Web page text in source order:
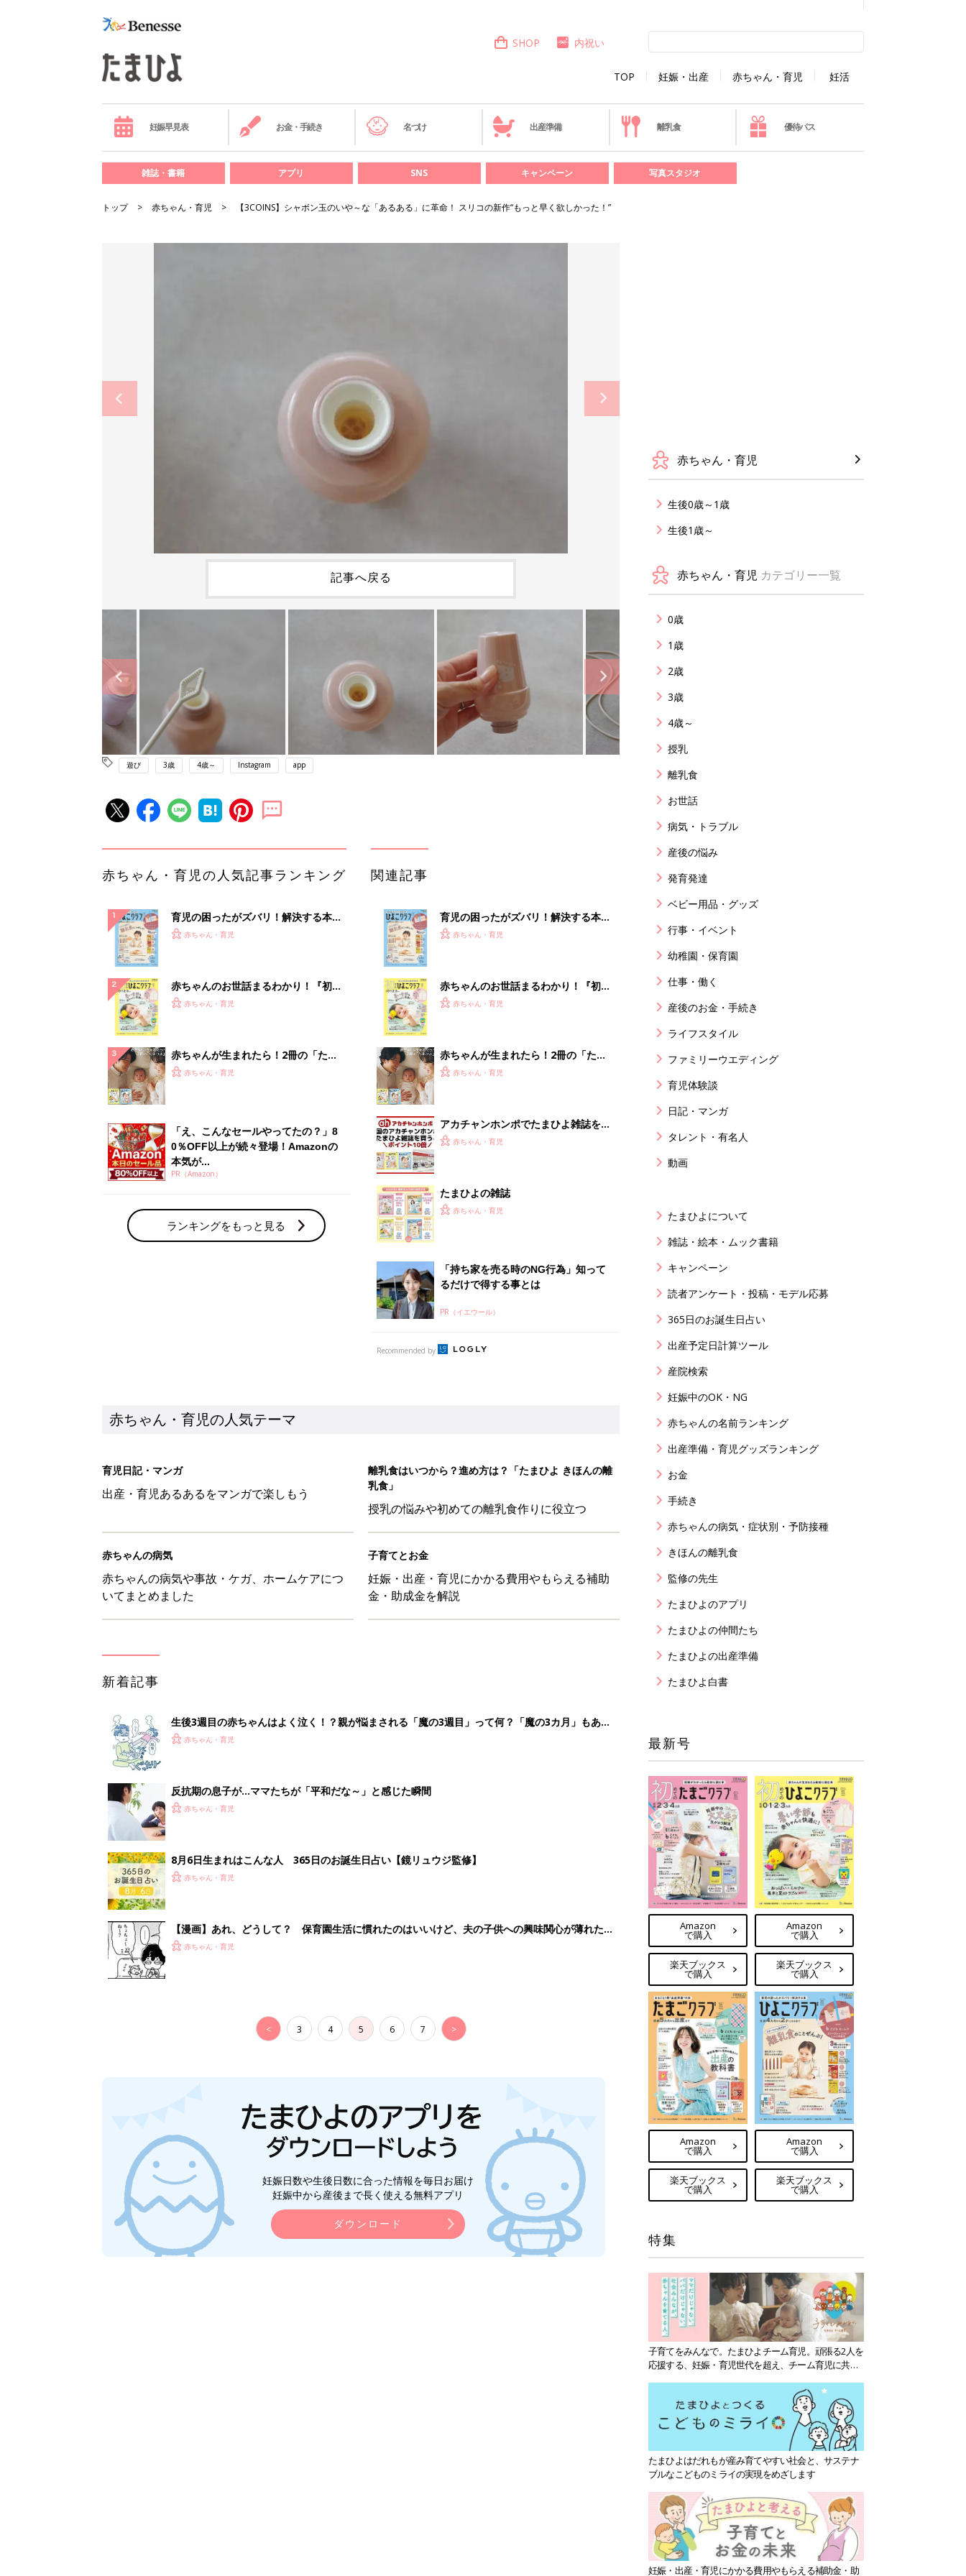
TOP 妊娠・出産 赤ちゃん・育児 妊活
SHOP 内祝い
妊娠早見表 お金・手続き 名づけ 出産準備 離乳食 優待パス
雑誌・書籍 アプリ SNS キャンペーン 写真スタジオ
トップ 赤ちゃん・育児 【3COINS】シャボン玉のいや～な「あるある」に革命！ スリコの新作“もっと早く欲しかった！”
記事へ戻る
遊び 3歳 4歳～ Instagram app
赤ちゃん・育児の人気記事ランキング
育児の困ったがズバリ！解決する本
『ひよこクラブ 秋号』 4カ月～2才
赤ちゃん・育児
赤ちゃんのお世話まるわかり！『初め
てのひよこクラブ 夏号』〈巻頭大特
赤ちゃん・育児
赤ちゃんが生まれたら！2冊の「たま
ひよ」
赤ちゃん・育児
「え、こんなセールやってたの？」8
0％OFF以上が続々登場！Amazonの
本気が...
PR（Amazon）
ランキングをもっと見る
関連記事
育児の困ったがズバリ！解決する本
『ひよこクラブ 秋号』 4カ月～2才
赤ちゃん・育児
赤ちゃんのお世話まるわかり！『初め
てのひよこクラブ 夏号』〈巻頭大特
赤ちゃん・育児
赤ちゃんが生まれたら！2冊の「たま
ひよ」
赤ちゃん・育児
アカチャンホンポでたまひよ雑誌を買
うとポイント10倍【期間限定】
赤ちゃん・育児
たまひよの雑誌
赤ちゃん・育児
「持ち家を売る時のNG行為」知って
るだけで得する事とは
PR（イエウール）
Recommended by
赤ちゃん・育児の人気テーマ
育児日記・マンガ
出産・育児あるあるをマンガで楽しもう
離乳食はいつから？進め方は？「たまひよ きほんの離
乳食」
授乳の悩みや初めての離乳食作りに役立つ
赤ちゃんの病気
赤ちゃんの病気や事故・ケガ、ホームケアにつ
いてまとめました
子育てとお金
妊娠・出産・育児にかかる費用やもらえる補助
金・助成金を解説
新着記事
生後3週目の赤ちゃんはよく泣く！？親が悩まされる「魔の3週目」って何？「魔の3カ月」もある
って本当？【専門家】
赤ちゃん・育児
反抗期の息子が...ママたちが「平和だな～」と感じた瞬間
赤ちゃん・育児
8月6日生まれはこんな人 365日のお誕生日占い【鏡リュウジ監修】
赤ちゃん・育児
【漫画】あれ、どうして？ 保育園生活に慣れたのはいいけど、夫の子供への興味関心が薄れた気
がする……！『ふうふう子育て ＃91』
赤ちゃん・育児
< 3 4 5 6 7 >
妊娠日数や生後日数に合った情報を毎日お届け
妊娠中から産後まで長く使える無料アプリ
ダウンロード
赤ちゃん・育児
生後0歳～1歳
生後1歳～
赤ちゃん・育児 カテゴリー一覧
0歳
1歳
2歳
3歳
4歳～
授乳
離乳食
お世話
病気・トラブル
産後の悩み
発育発達
ベビー用品・グッズ
行事・イベント
幼稚園・保育園
仕事・働く
産後のお金・手続き
ライフスタイル
ファミリーウエディング
育児体験談
日記・マンガ
タレント・有名人
動画
たまひよについて
雑誌・絵本・ムック書籍
キャンペーン
読者アンケート・投稿・モデル応募
365日のお誕生日占い
出産予定日計算ツール
産院検索
妊娠中のOK・NG
赤ちゃんの名前ランキング
出産準備・育児グッズランキング
お金
手続き
赤ちゃんの病気・症状別・予防接種
きほんの離乳食
監修の先生
たまひよのアプリ
たまひよの仲間たち
たまひよの出産準備
たまひよ白書
最新号
Amazon
で購入
楽天ブックス
で購入
Amazon
で購入
楽天ブックス
で購入
Amazon
で購入
楽天ブックス
で購入
Amazon
で購入
楽天ブックス
で購入
特集
子育てをみんなで。たまひよチーム育児。頑張る2人を
応援する、妊娠・育児世代を超え、チーム育児に共感
たまひよはだれもが産み育てやすい社会と、サステナ
ブルなこどものミライの実現をめざします
妊娠・出産・育児にかかる費用やもらえる補助金・助